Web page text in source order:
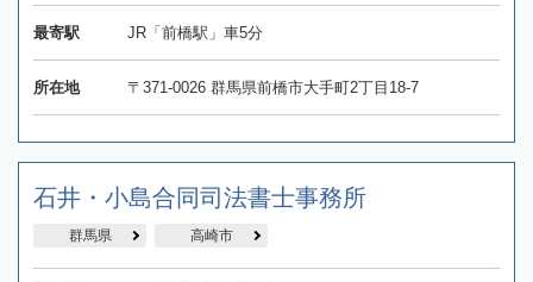
最寄駅 JR「前橋駅」車5分
所在地 〒371-0026 群馬県前橋市大手町2丁目18-7
石井・小島合同司法書士事務所
群馬県 高崎市